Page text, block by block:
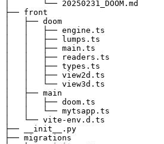
│       └── 20250231_DOOM.md
├── front
│   ├── doom
│   │   ├── engine.ts
│   │   ├── lumps.ts
│   │   ├── main.ts
│   │   ├── readers.ts
│   │   ├── types.ts
│   │   ├── view2d.ts
│   │   └── view3d.ts
│   ├── main
│   │   ├── doom.ts
│   │   └── mytsapp.ts
│   └── vite-env.d.ts
├── __init__.py
├── migrations